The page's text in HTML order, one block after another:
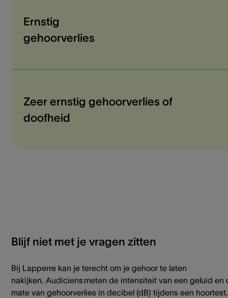
Ernstig
gehoorverlies
Zeer ernstig gehoorverlies of
doofheid
Blijf niet met je vragen zitten
Bij Lapperre kan je terecht om je gehoor te laten
nakijken. Audiciens meten de intensiteit van een geluid en
mate van gehoorverlies in decibel (dB) tijdens een hoortest.